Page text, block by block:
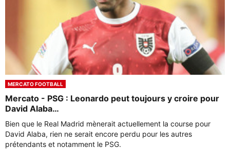
MERCATO FOOTBALL
Mercato - PSG : Leonardo peut toujours y croire pour
David Alaba…
Bien que le Real Madrid mènerait actuellement la course pour
David Alaba, rien ne serait encore perdu pour les autres
prétendants et notamment le PSG.